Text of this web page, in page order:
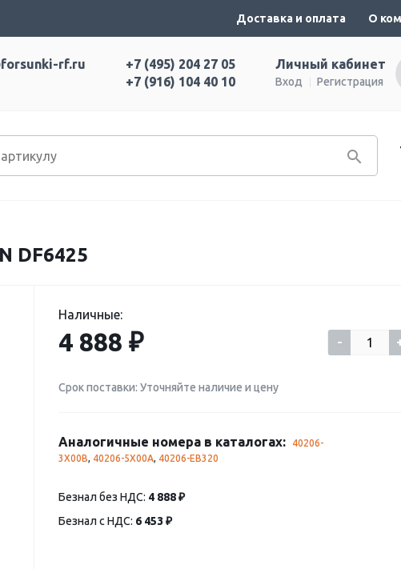
Доставка и оплата О
Личный кабинет
Вход Регистрация
+7 (495) 204 27 05
+7 (916) 104 40 10
rf.ru
DF6425
Наличные:
4 888 ₽ -
Срок поставки: Уточняйте наличие и цену
Аналогичные номера в каталогах:
40206-
3X00B, 40206-5X00A, 40206-EB320
Безнал без НДС: 4 888 ₽
Безнал с НДС: 6 453 ₽